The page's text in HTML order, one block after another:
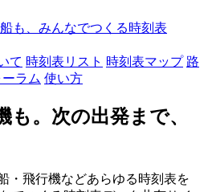
も、みんなでつくる時刻表
て 時刻表リスト 時刻表マップ 路
ラム 使い方
。次の出発まで、
・飛行機などあらゆる時刻表を